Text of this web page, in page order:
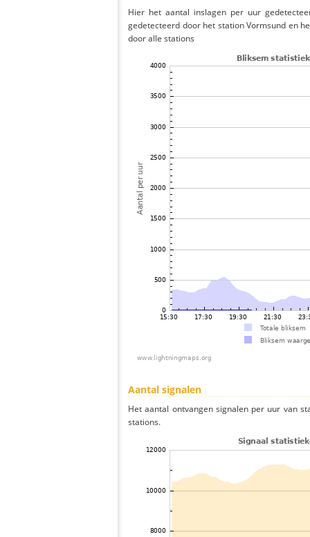
Hier het aantal inslagen per uur
gedetecteerd door het station Vormsund en
door alle stations
Aantal signalen
Het aantal ontvangen signalen per uur van
stations.